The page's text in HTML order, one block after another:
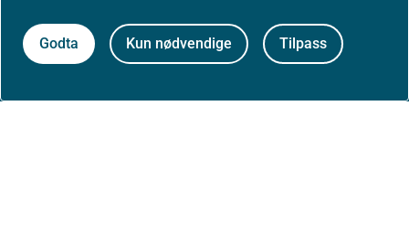
Godta Kun nødvendige Tilpass
Om nettstedet
Personvernerklæring